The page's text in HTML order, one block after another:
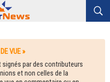
VUE »
par des contributeurs
et non celles de la